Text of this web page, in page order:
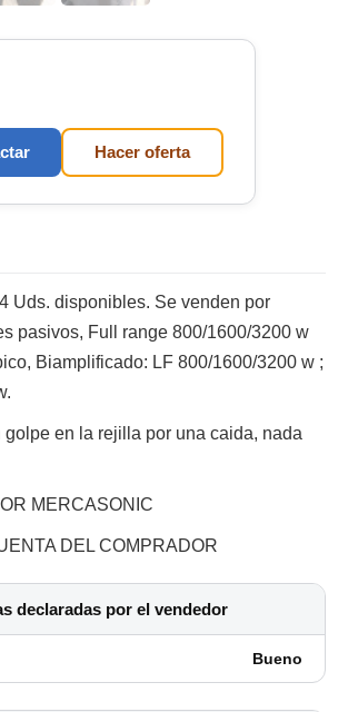
Hacer oferta
Uds. disponibles. Se venden por
pasivos, Full range 800/1600/3200 w
Biamplificado: LF 800/1600/3200 w ;
golpe en la rejilla por una caida, nada
MERCASONIC
DEL COMPRADOR
declaradas por el vendedor
Bueno